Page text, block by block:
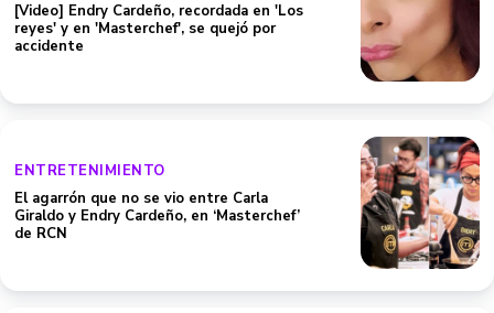
[Video] Endry Cardeño, recordada en 'Los
reyes' y en 'Masterchef', se quejó por
accidente
ENTRETENIMIENTO
El agarrón que no se vio entre Carla
Giraldo y Endry Cardeño, en ‘Masterchef’
de RCN